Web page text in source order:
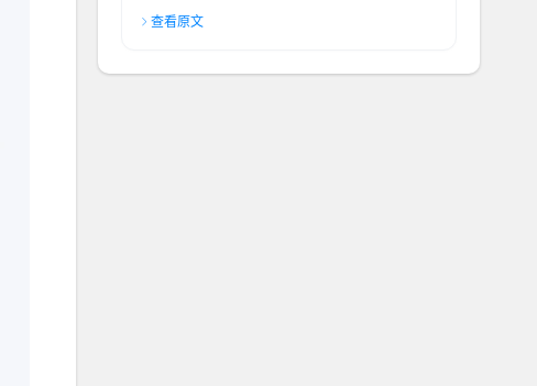
查看原文